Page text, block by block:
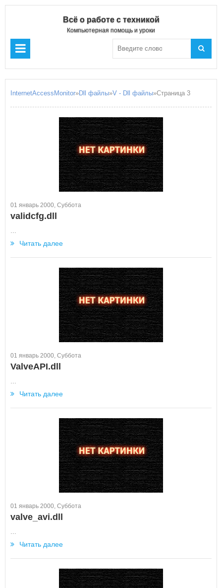
Всё о работе с техникой
Компьютерная помощь и уроки
InternetAccessMonitor»Dll файлы»V - Dll файлы»Страница 3
01 январь 2000, Суббота
validcfg.dll
Читать далее
01 январь 2000, Суббота
ValveAPI.dll
Читать далее
01 январь 2000, Суббота
valve_avi.dll
Читать далее